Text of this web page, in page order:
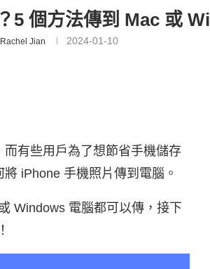
5 個方法傳到 Mac 或
Rachel Jian 2024-01-10
有些用戶為了想節省手機儲存
iPhone 手機照片傳到電腦。
Windows 電腦都可以傳，接下